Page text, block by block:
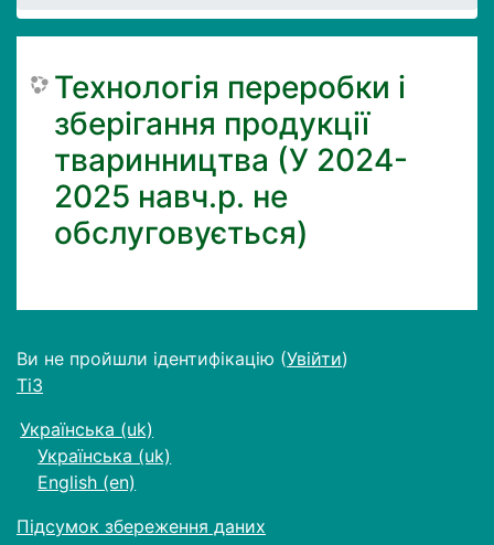
Технологія переробки і
зберігання продукції
тваринництва (У 2024-
2025 навч.р. не
обслуговується)
Ви не пройшли ідентифікацію (Увійти)
ТіЗ
Українська ‎(uk)‎
Українська ‎(uk)‎
English ‎(en)‎
Підсумок збереження даних